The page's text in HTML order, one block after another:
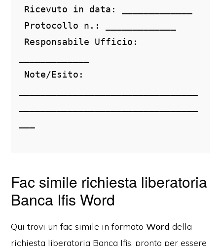
Ricevuto in data: _____________
Protocollo n.: _____________
Fac simile richiesta liberatoria
Banca Ifis Word
Qui trovi un fac simile in formatoWord della
richiesta liberatoria Banca Ifis, pronto per essere